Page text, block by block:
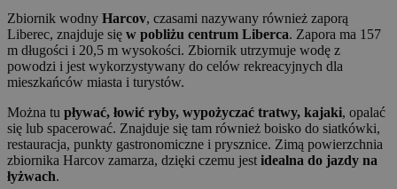
Zbiornik wodny Harcov, czasami nazywany również zaporą
Liberec, znajduje się w pobliżu centrum Liberca. Zapora ma 157
m długości i 20,5 m wysokości. Zbiornik utrzymuje wodę z
powodzi i jest wykorzystywany do celów rekreacyjnych dla
mieszkańców miasta i turystów.
Można tu pływać, łowić ryby, wypożyczać tratwy, kajaki, opalać
się lub spacerować. Znajduje się tam również boisko do siatkówki,
restauracja, punkty gastronomiczne i prysznice. Zimą powierzchnia
zbiornika Harcov zamarza, dzięki czemu jest idealna do jazdy na
łyżwach.